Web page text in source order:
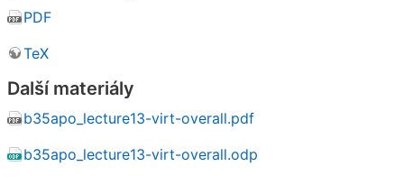
PDF
TeX
Další materiály
b35apo_lecture13-virt-overall.pdf
b35apo_lecture13-virt-overall.odp